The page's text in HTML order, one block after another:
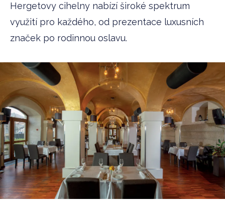
Hergetovy cihelny nabízí široké spektrum
využití pro každého, od prezentace luxusních
značek po rodinnou oslavu.